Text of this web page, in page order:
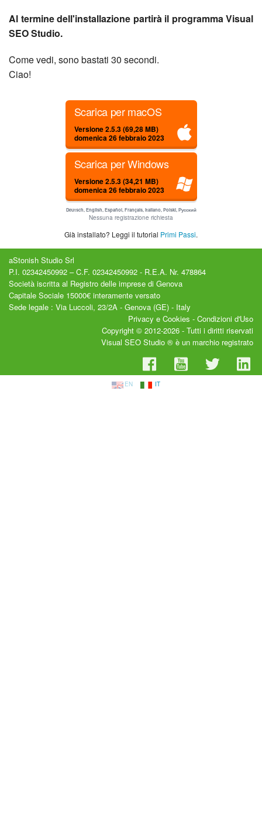
Al termine dell'installazione partirà il programma Visual
SEO Studio.
Come vedi, sono bastati 30 secondi.
Ciao!
Scarica per macOS
Versione 2.5.3 (69,28 MB)
domenica 26 febbraio 2023
Scarica per Windows
Versione 2.5.3 (34,21 MB)
domenica 26 febbraio 2023
Deutsch, English, Español, Français, Italiano, Polski, Русский
Nessuna registrazione richiesta
Già installato? Leggi il tutorial Primi Passi.
aStonish Studio Srl
P.I. 02342450992 – C.F. 02342450992 - R.E.A. Nr. 478864
Società iscritta al Registro delle imprese di Genova
Capitale Sociale 15000€ interamente versato
Sede legale : Via Luccoli, 23/2A - Genova (GE) - Italy
Privacy e Cookies - Condizioni d'Uso
Copyright © 2012-2026 - Tutti i diritti riservati
Visual SEO Studio ® è un marchio registrato
EN IT